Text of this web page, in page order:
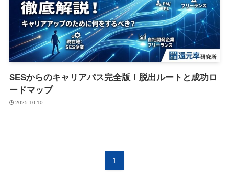
SESからのキャリアパス完全版！脱出ルートと成功ロ
ードマップ
2025-10-10
1